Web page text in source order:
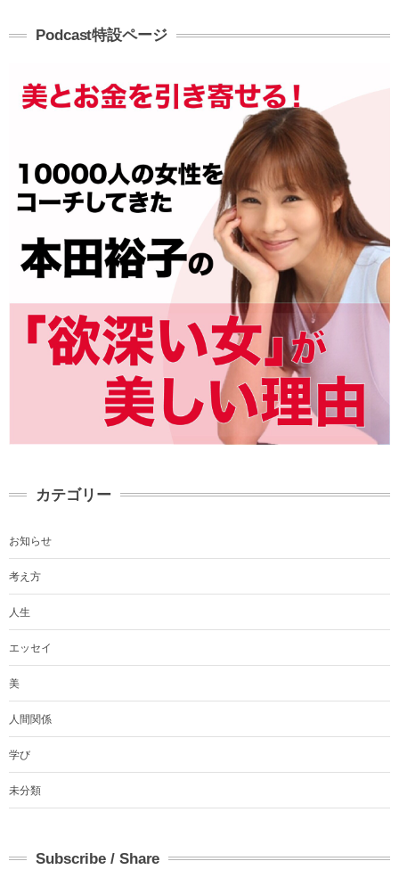
Podcast特設ページ
カテゴリー
お知らせ
考え方
人生
エッセイ
美
人間関係
学び
未分類
Subscribe / Share